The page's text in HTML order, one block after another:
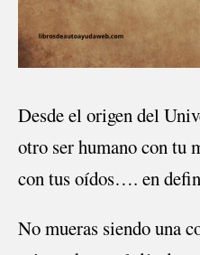
Desde el origen del
otro ser humano con tu
con tus oídos…. en
No mueras siendo una